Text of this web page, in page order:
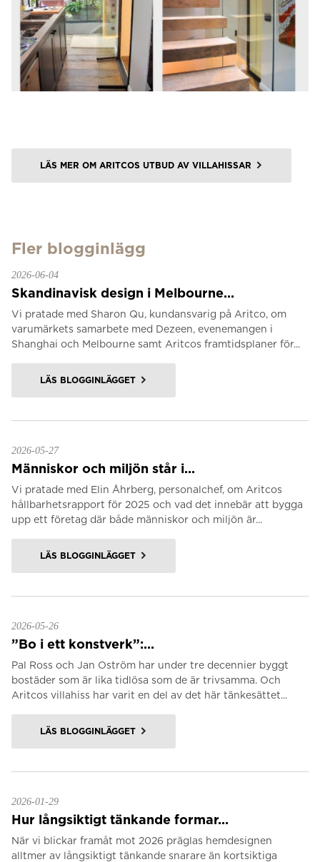
LÄS MER OM ARITCOS UTBUD AV VILLAHISSAR
Fler blogginlägg
2026-06-04
Skandinavisk design i Melbourne...
Vi pratade med Sharon Qu, kundansvarig på Aritco, om
varumärkets samarbete med Dezeen, evenemangen i
Shanghai och Melbourne samt Aritcos framtidsplaner för...
LÄS BLOGGINLÄGGET
2026-05-27
Människor och miljön står i...
Vi pratade med Elin Åhrberg, personalchef, om Aritcos
hållbarhetsrapport för 2025 och vad det innebär att bygga
upp ett företag där både människor och miljön är...
LÄS BLOGGINLÄGGET
2026-05-26
”Bo i ett konstverk”:...
Pal Ross och Jan Oström har under tre decennier byggt
bostäder som är lika tidlösa som de är trivsamma. Och
Aritcos villahiss har varit en del av det här tänkesättet...
LÄS BLOGGINLÄGGET
2026-01-29
Hur långsiktigt tänkande formar...
När vi blickar framåt mot 2026 präglas hemdesignen
alltmer av långsiktigt tänkande snarare än kortsiktiga